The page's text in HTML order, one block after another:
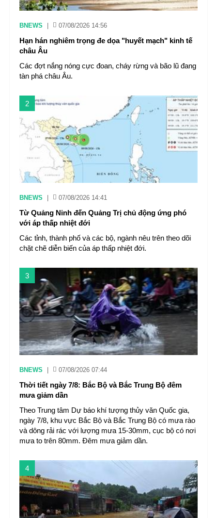
BNEWS 07/08/2026 14:56
Hạn hán nghiêm trọng đe dọa "huyết mạch" kinh tế
châu Âu
Các đợt nắng nóng cực đoan, cháy rừng và bão lũ đang
tàn phá châu Âu.
2
BNEWS 07/08/2026 14:41
Từ Quảng Ninh đến Quảng Trị chủ động ứng phó
với áp thấp nhiệt đới
Các tỉnh, thành phố và các bộ, ngành nêu trên theo dõi
chặt chẽ diễn biến của áp thấp nhiệt đới.
3
BNEWS 07/08/2026 07:44
Thời tiết ngày 7/8: Bắc Bộ và Bắc Trung Bộ đêm
mưa giảm dần
Theo Trung tâm Dự báo khí tượng thủy văn Quốc gia,
ngày 7/8, khu vực Bắc Bộ và Bắc Trung Bộ có mưa rào
và dông rải rác với lượng mưa 15-30mm, cục bộ có nơi
mưa to trên 80mm. Đêm mưa giảm dần.
4